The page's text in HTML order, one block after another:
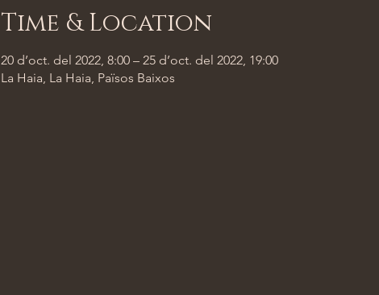
Time & Location
20 d’oct. del 2022, 8:00 – 25 d’oct. del 2022, 19:00
La Haia, La Haia, Països Baixos